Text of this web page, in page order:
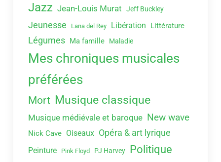
Jazz Jean-Louis Murat Jeff Buckley
Jeunesse Lana del Rey Libération Littérature
Légumes Ma famille Maladie
Mes chroniques musicales
préférées
Mort Musique classique
Musique médiévale et baroque New wave
Nick Cave Oiseaux Opéra & art lyrique
Peinture Pink Floyd PJ Harvey Politique